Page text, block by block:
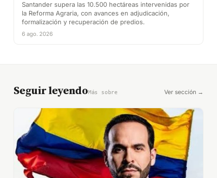
Santander supera las 10.500 hectáreas intervenidas por
la Reforma Agraria, con avances en adjudicación,
formalización y recuperación de predios.
6 ago. 2026
Seguir leyendoMás sobre Ver sección →